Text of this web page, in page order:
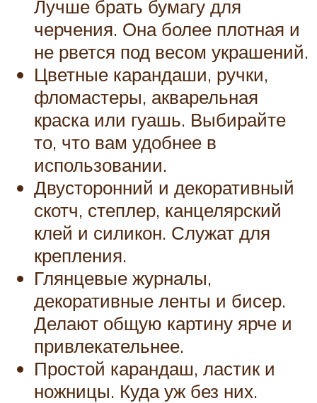
Лучше брать бумагу для
черчения. Она более плотная и
не рвется под весом украшений.
Цветные карандаши, ручки,
фломастеры, акварельная
краска или гуашь. Выбирайте
то, что вам удобнее в
использовании.
Двусторонний и декоративный
скотч, степлер, канцелярский
клей и силикон. Служат для
крепления.
Глянцевые журналы,
декоративные ленты и бисер.
Делают общую картину ярче и
привлекательнее.
Простой карандаш, ластик и
ножницы. Куда уж без них.